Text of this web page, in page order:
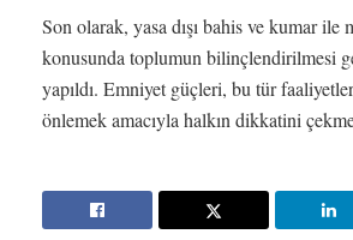
Son olarak, yasa dışı bahis ve kumar ile
konusunda toplumun bilinçlendirilmesi
yapıldı. Emniyet güçleri, bu tür
önlemek amacıyla halkın dikkatini